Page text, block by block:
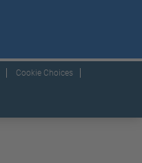
Cookie Choices